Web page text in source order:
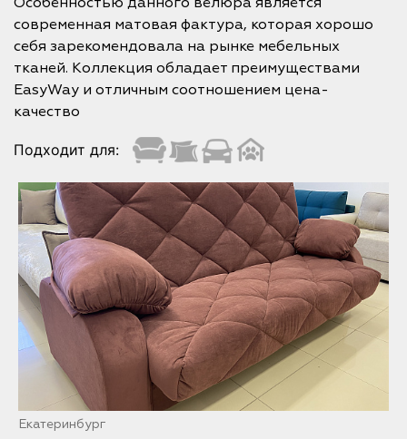
современная матовая фактура, которая хорошо
себя зарекомендовала на рынке мебельных
тканей. Коллекция обладает преимуществами
EasyWay и отличным соотношением цена-
качество
Подходит для:
Екатеринбург